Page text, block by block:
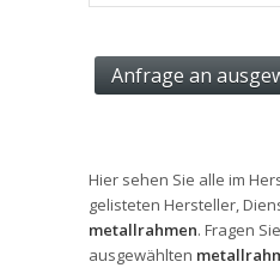
Hier sehen Sie alle im
gelisteten Hersteller,
metallrahmen. Fragen
ausgewählten